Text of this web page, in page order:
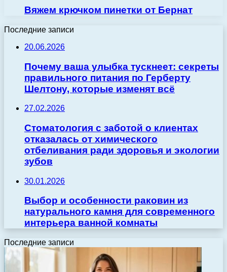
Вяжем крючком пинетки от Бернат
Последние записи
20.06.2026
Почему ваша улыбка тускнеет: секреты
правильного питания по Герберту
Шелтону, которые изменят всё
27.02.2026
Стоматология с заботой о клиентах
отказалась от химического
отбеливания ради здоровья и экологии
зубов
30.01.2026
Выбор и особенности раковин из
натурального камня для современного
интерьера ванной комнаты
Последние записи